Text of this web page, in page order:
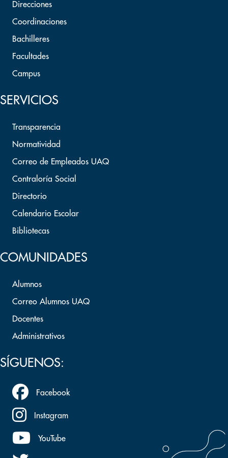
Direcciones
Coordinaciones
Bachilleres
Facultades
Campus
SERVICIOS
Transparencia
Normatividad
Correo de Empleados UAQ
Contraloría Social
Directorio
Calendario Escolar
Bibliotecas
COMUNIDADES
Alumnos
Correo Alumnos UAQ
Docentes
Administrativos
SÍGUENOS:
Facebook
Instagram
YouTube